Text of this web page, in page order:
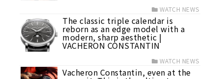
WATCH NEWS
The classic triple calendar is
reborn as an edge model with a
modern, sharp aesthetic |
VACHERON CONSTANTIN
WATCH NEWS
Vacheron Constantin, even at the